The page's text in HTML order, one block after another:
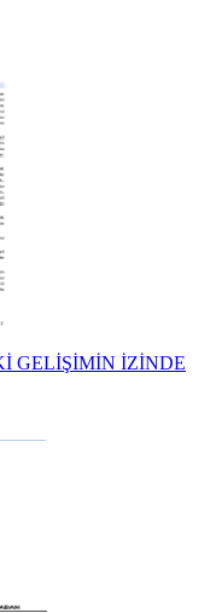
GELİŞİMİN İZİNDE